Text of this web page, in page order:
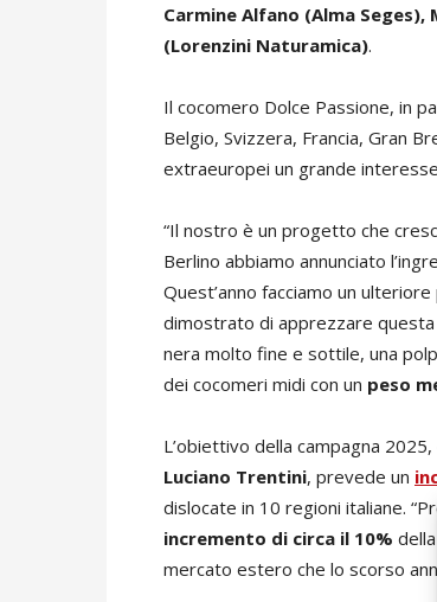
Carmine Alfano (Alma
(Lorenzini Naturamica).
Il cocomero Dolce Passione, in
Belgio, Svizzera, Francia, Gran
extraeuropei un grande
“Il nostro è un progetto che
Berlino abbiamo annunciato
Quest’anno facciamo un
dimostrato di apprezzare questa
nera molto fine e sottile, una
dei cocomeri midi con un peso
L’obiettivo della campagna
Luciano Trentini, prevede un
dislocate in 10 regioni italiane.
incremento di circa il 10%
mercato estero che lo scorso